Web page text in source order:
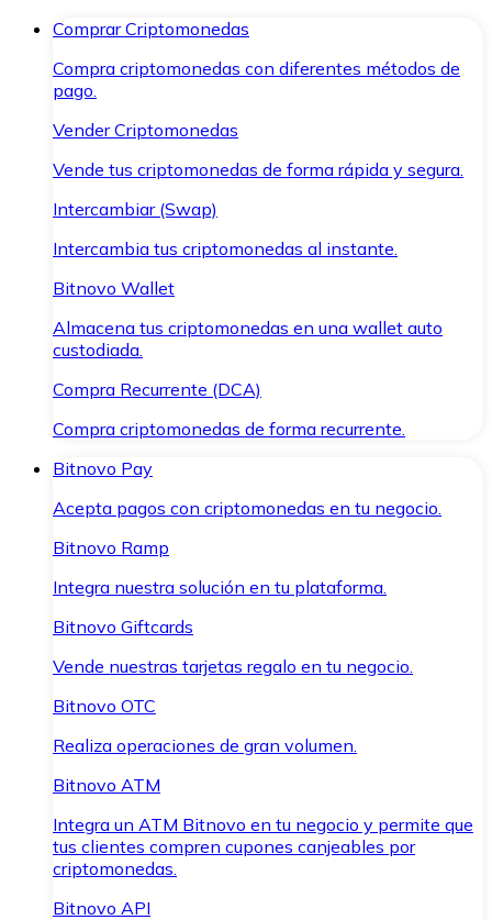
Comprar Criptomonedas
Compra criptomonedas con diferentes métodos de
pago.
Vender Criptomonedas
Vende tus criptomonedas de forma rápida y segura.
Intercambiar (Swap)
Intercambia tus criptomonedas al instante.
Bitnovo Wallet
Almacena tus criptomonedas en una wallet auto
custodiada.
Compra Recurrente (DCA)
Compra criptomonedas de forma recurrente.
Bitnovo Pay
Acepta pagos con criptomonedas en tu negocio.
Bitnovo Ramp
Integra nuestra solución en tu plataforma.
Bitnovo Giftcards
Vende nuestras tarjetas regalo en tu negocio.
Bitnovo OTC
Realiza operaciones de gran volumen.
Bitnovo ATM
Integra un ATM Bitnovo en tu negocio y permite que
tus clientes compren cupones canjeables por
criptomonedas.
Bitnovo API